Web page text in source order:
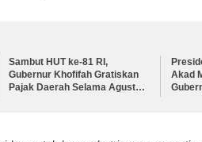
Sambut HUT ke-81 RI,
Gubernur Khofifah Gratiskan
Pajak Daerah Selama Agustus
Akad